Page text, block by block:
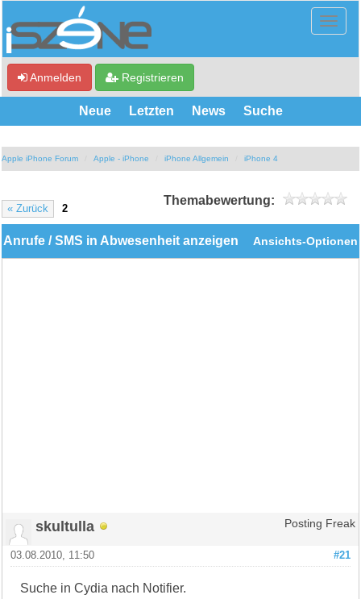
Anmelden Registrieren
Neue Letzten News Suche
Apple iPhone Forum Apple - iPhone iPhone Allgemein iPhone 4
« Zurück 2
Themabewertung:
Ansichts-Optionen
Anrufe / SMS in Abwesenheit anzeigen
skultulla Posting Freak
#21
03.08.2010, 11:50
Suche in Cydia nach Notifier.